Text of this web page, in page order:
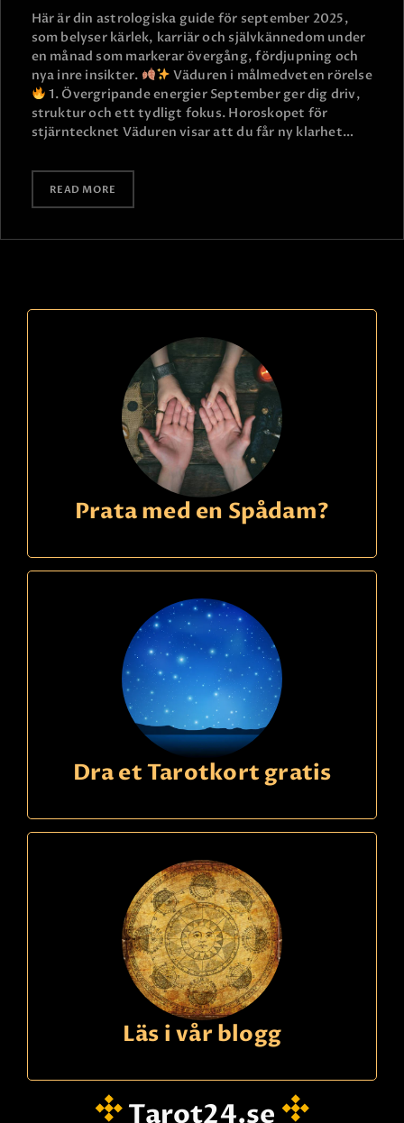
Här är din astrologiska guide för september 2025,
som belyser kärlek, karriär och självkännedom under
en månad som markerar övergång, fördjupning och
nya inre insikter.
Väduren i målmedveten rörelse
1. Övergripande energier September ger dig driv,
struktur och ett tydligt fokus. Horoskopet för
stjärntecknet Väduren visar att du får ny klarhet…
READ MORE
Prata med en Spådam?
Dra et Tarotkort gratis
Läs i vår blogg
Tarot24.se